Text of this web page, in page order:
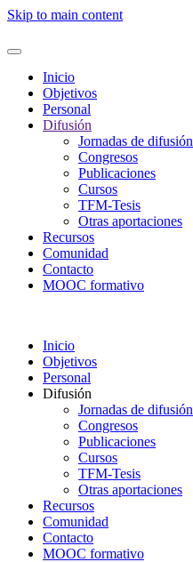
Skip to main content
Inicio
Objetivos
Personal
Difusión
Jornadas de difusión
Congresos
Publicaciones
Cursos
TFM-Tesis
Otras aportaciones
Recursos
Comunidad
Contacto
MOOC formativo
Inicio
Objetivos
Personal
Difusión
Jornadas de difusión
Congresos
Publicaciones
Cursos
TFM-Tesis
Otras aportaciones
Recursos
Comunidad
Contacto
MOOC formativo